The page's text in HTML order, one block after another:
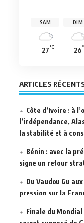
SAM
27°C
DIM
26
ARTICLES RÉCENTS
Côte d’Ivoire : à
l’indépendance,
la stabilité et à
Bénin : avec la
signe un retour
Du Vaudou Gu
pression sur la
Finale du